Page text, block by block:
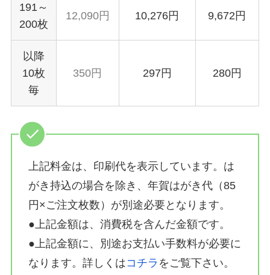
191～
200枚
12,090円 10,276円 9,672円
以降
10枚
毎
350円 297円 280円
上記料金は、印刷代を表示しています。は
がき持込の場合を除き、年賀はがき代（85
円×ご注文枚数）が別途必要となります。
●上記金額は、消費税を含んだ金額です。
●上記金額に、別途お支払い手数料が必要に
なります。詳しくはコチラ をご覧下さい。